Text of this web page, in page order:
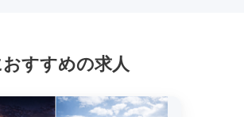
すすめの求人